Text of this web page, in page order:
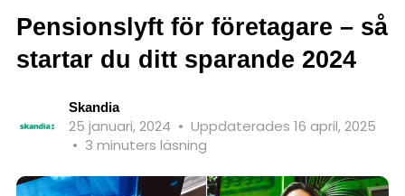
Pensionslyft för företagare – så
startar du ditt sparande 2024
Skandia
25 januari, 2024 • Uppdaterades 16 april, 2025
• 3 minuters läsning